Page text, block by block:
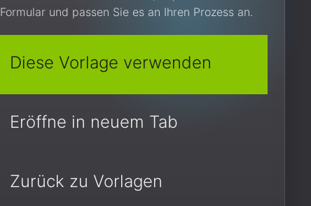
Formular und passen Sie es an Ihren Prozess an.
Diese Vorlage verwenden
Eröffne in neuem Tab
Zurück zu Vorlagen